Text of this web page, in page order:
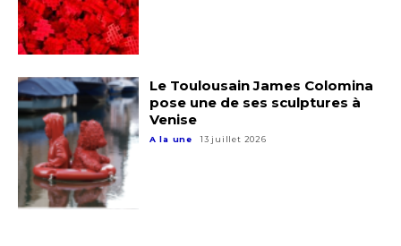
Adresse email*
Nom
Prénom
Adresse email*
Le Toulousain James Colomina
pose une de ses sculptures à
Venise
A la une 13 juillet 2026